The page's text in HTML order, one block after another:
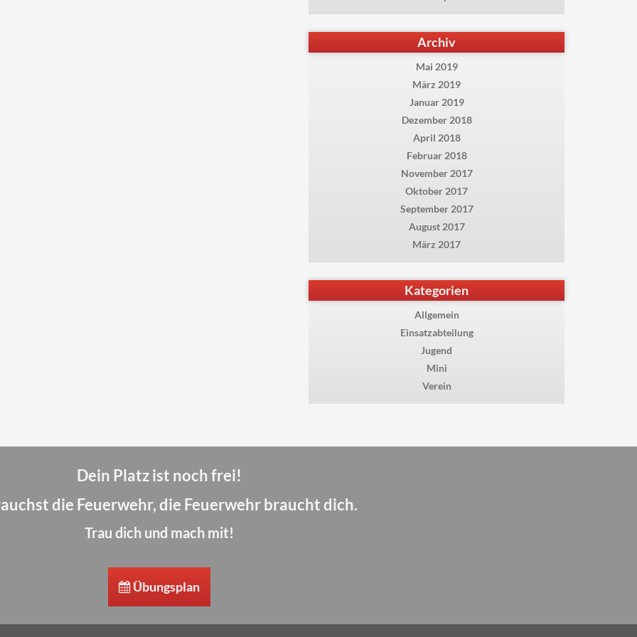
Archiv
Mai 2019
März 2019
Januar 2019
Dezember 2018
April 2018
Februar 2018
November 2017
Oktober 2017
September 2017
August 2017
März 2017
Kategorien
Allgemein
Einsatzabteilung
Jugend
Mini
Verein
Dein Platz ist noch frei!
die Feuerwehr, die Feuerwehr braucht dich.
Trau dich und mach mit!
Übungsplan